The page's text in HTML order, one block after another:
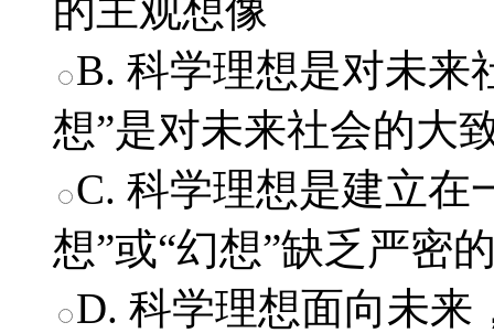
的主观想像
B. 科学理想是对未来
想”是对未来社会的大
C. 科学理想是建立在
想”或“幻想”缺乏严密
D. 科学理想面向未来